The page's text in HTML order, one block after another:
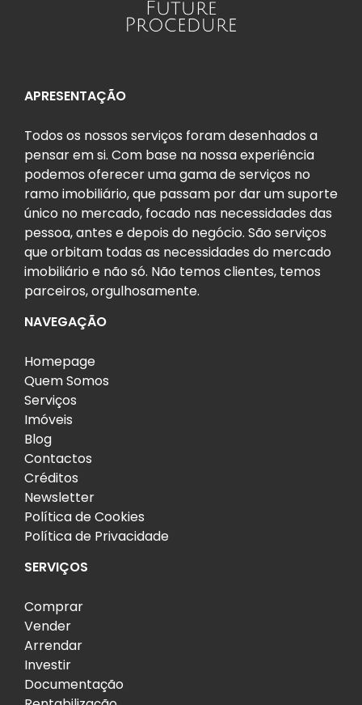
APRESENTAÇÃO
Todos os nossos serviços foram desenhados a
pensar em si. Com base na nossa experiência
podemos oferecer uma gama de serviços no
ramo imobiliário, que passam por dar um suporte
único no mercado, focado nas necessidades das
pessoa, antes e depois do negócio. São serviços
que orbitam todas as necessidades do mercado
imobiliário e não só. Não temos clientes, temos
parceiros, orgulhosamente.
NAVEGAÇÃO
Homepage
Quem Somos
Serviços
Imóveis
Blog
Contactos
Créditos
Newsletter
Política de Cookies
Política de Privacidade
SERVIÇOS
Comprar
Vender
Arrendar
Investir
Documentação